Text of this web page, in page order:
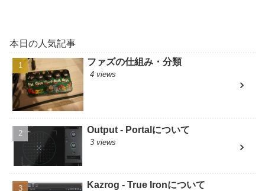
本日の人気記事
ファズの仕組み・分類
4 views
Output - Portalについて
3 views
Kazrog - True Ironについて